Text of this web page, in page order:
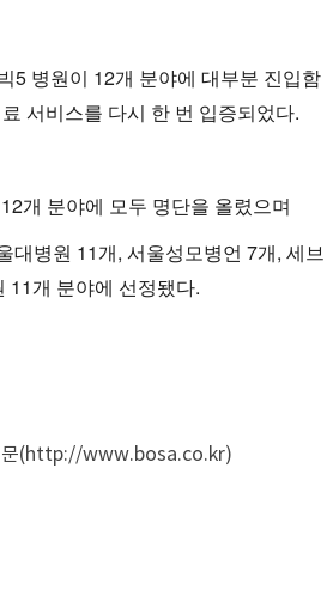
5 병원이 12개 분야에 대부분 진입함
서비스를 다시 한 번 입증되었다.
개 분야에 모두 명단을 올렸으며
대병원 11개, 서울성모병언 7개, 세브
11개 분야에 선정됐다.
문(http://www.bosa.co.kr)